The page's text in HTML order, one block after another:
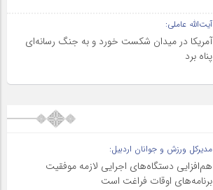
آیت‌الله عاملی:
آمریکا در میدان شکست خورد و به جنگ رسانه‌ای
پناه برد
مدیرکل ورزش و جوانان اردبیل:
هم‌افزایی دستگاه‌های اجرایی لازمه موفقیت
برنامه‌های اوقات فراغت است